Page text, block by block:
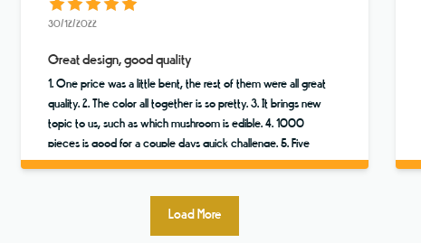
30/12/2022
Great design, good quality
1. One price was a little bent, the rest of them were all great
quality. 2. The color all together is so pretty. 3. It brings new
topic to us, such as which mushroom is edible. 4. 1000
pieces is good for a couple days quick challenge. 5. Five
stars on giftable.
Load More